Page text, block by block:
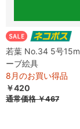
若葉 No.34 5号
ーブ絵具
8月のお買い得品
￥420
通常価格￥467